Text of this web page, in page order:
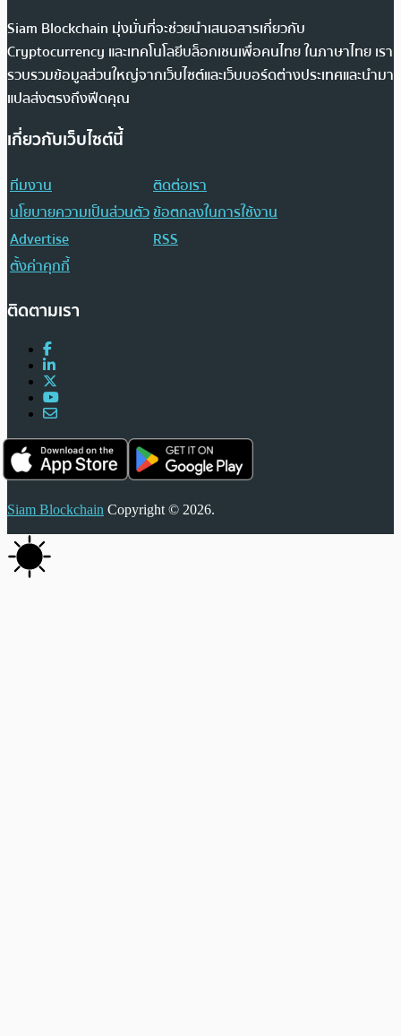
Siam Blockchain มุ่งมั่นที่จะช่วยนำเสนอสารเกี่ยวกับ
Cryptocurrency และเทคโนโลยีบล็อกเชนเพื่อคนไทย ในภาษาไทย เรา
รวบรวมข้อมูลส่วนใหญ่จากเว็บไซต์และเว็บบอร์ดต่างประเทศและนำมา
แปลส่งตรงถึงฟีดคุณ
เกี่ยวกับเว็บไซต์นี้
ทีมงาน
ติดต่อเรา
นโยบายความเป็นส่วนตัวข้อตกลงในการใช้งาน
Advertise
RSS
ตั้งค่าคุกกี้
ติดตามเรา
Siam Blockchain Copyright © 2026.